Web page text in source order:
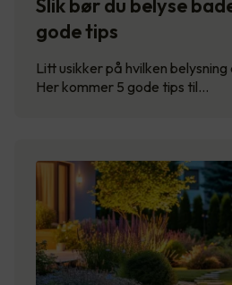
Slik bør du belyse
gode tips
Litt usikker på hvilken
Her kommer 5 gode tips til…